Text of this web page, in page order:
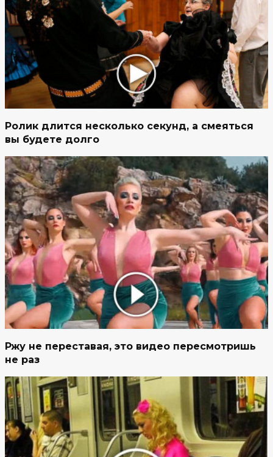
Ролик длится несколько секунд, а смеяться
вы будете долго
Ржу не переставая, это видео пересмотришь
не раз